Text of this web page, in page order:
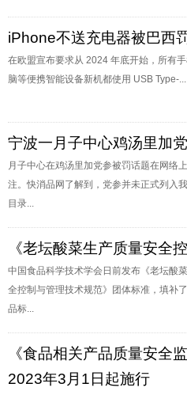
iPhone不送充电器被巴西
在欧盟宣布要求从 2024 年底开始，所有
脑等便携智能设备新机都使用 USB Type-...
宁波一月子中心鸡汤里加
月子中心在鸡汤里加党参被罚话题在网络
注。快消品网了解到，党参并未正式列入
目录...
《老坛酸菜生产质量安全
中国食品科学技术学会日前发布《老坛酸
全控制与管理技术规范》团体标准，填补
品标...
《食品相关产品质量安全
2023年3月1日起施行